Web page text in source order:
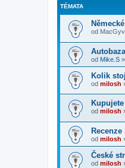
TÉMATA
od
od Mike.S »
Kolik
od milosh
od milosh
od milosh
České
od milosh